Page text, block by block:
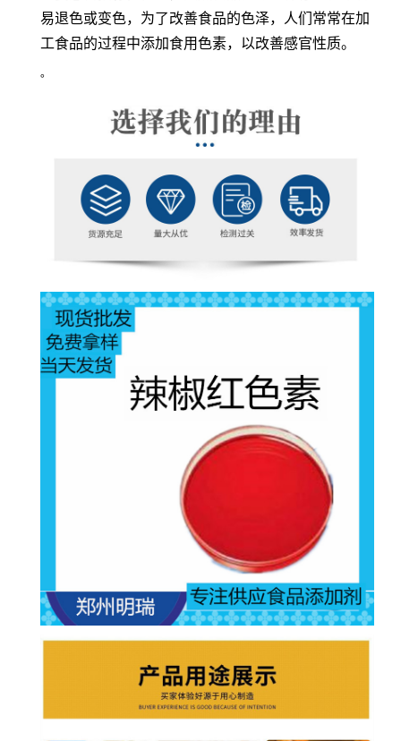
易退色或变色，为了改善食品的色泽，人们常常在加
工食品的过程中添加食用色素，以改善感官性质。
。